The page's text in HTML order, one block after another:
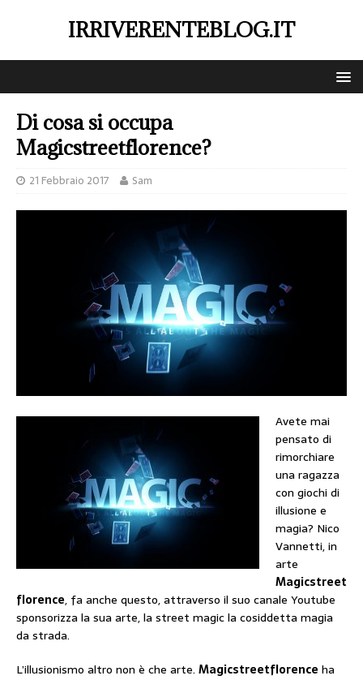
IRRIVERENTEBLOG.IT
Di cosa si occupa
Magicstreetflorence?
21 Febbraio 2017 Sam
Avete mai
pensato di
rimorchiare
una ragazza
con giochi di
illusione e
magia? Nico
Vannetti, in
arte
Magicstreet
florence, fa anche questo, attraverso il suo canale Youtube
sponsorizza la sua arte, la street magic la cosiddetta magia
da strada.
L’illusionismo altro non è che arte. Magicstreetflorence ha